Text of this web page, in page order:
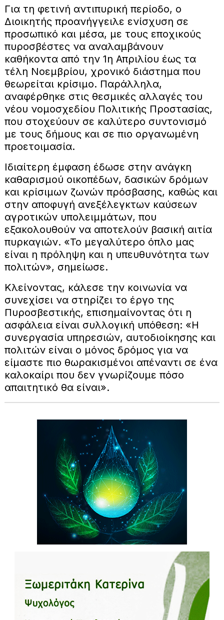
Για τη φετινή αντιπυρική περίοδο, ο
Διοικητής προανήγγειλε ενίσχυση σε
προσωπικό και μέσα, με τους εποχικούς
πυροσβέστες να αναλαμβάνουν
καθήκοντα από την 1η Απριλίου έως τα
τέλη Νοεμβρίου, χρονικό διάστημα που
θεωρείται κρίσιμο. Παράλληλα,
αναφέρθηκε στις θεσμικές αλλαγές του
νέου νομοσχεδίου Πολιτικής Προστασίας,
που στοχεύουν σε καλύτερο συντονισμό
με τους δήμους και σε πιο οργανωμένη
προετοιμασία.
Ιδιαίτερη έμφαση έδωσε στην ανάγκη
καθαρισμού οικοπέδων, δασικών δρόμων
και κρίσιμων ζωνών πρόσβασης, καθώς και
στην αποφυγή ανεξέλεγκτων καύσεων
αγροτικών υπολειμμάτων, που
εξακολουθούν να αποτελούν βασική αιτία
πυρκαγιών. «Το μεγαλύτερο όπλο μας
είναι η πρόληψη και η υπευθυνότητα των
πολιτών», σημείωσε.
Κλείνοντας, κάλεσε την κοινωνία να
συνεχίσει να στηρίζει το έργο της
Πυροσβεστικής, επισημαίνοντας ότι η
ασφάλεια είναι συλλογική υπόθεση: «Η
συνεργασία υπηρεσιών, αυτοδιοίκησης και
πολιτών είναι ο μόνος δρόμος για να
είμαστε πιο θωρακισμένοι απέναντι σε ένα
καλοκαίρι που δεν γνωρίζουμε πόσο
απαιτητικό θα είναι».